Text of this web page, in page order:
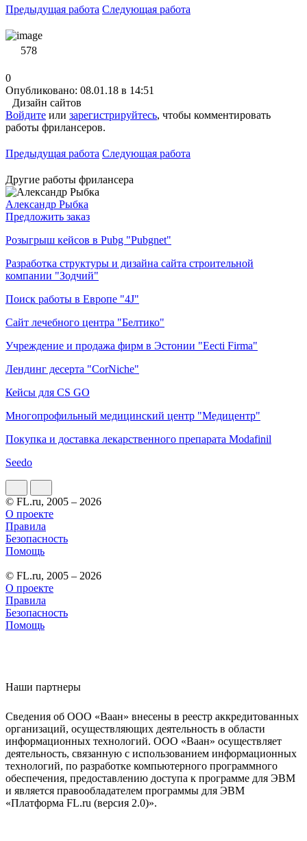
Предыдущая работа Следующая работа
578
0
Опубликовано: 08.01.18 в 14:51
Дизайн сайтов
Войдите или зарегистрируйтесь, чтобы комментировать
работы фрилансеров.
Предыдущая работа Следующая работа
Другие работы фрилансера
Александр Рыбка
Предложить заказ
Розыгрыш кейсов в Pubg "Pubgnet"
Разработка структуры и дизайна сайта строительной
компании "Зодчий"
Поиск работы в Европе "4J"
Сайт лечебного центра "Белтико"
Учреждение и продажа фирм в Эстонии "Eecti Firma"
Лендинг десерта "CorNiche"
Кейсы для CS GO
Многопрофильный медицинский центр "Медицентр"
Покупка и доставка лекарственного препарата Modafinil
Seedo
© FL.ru, 2005 – 2026
О проекте
Правила
Безопасность
Помощь
© FL.ru, 2005 – 2026
О проекте
Правила
Безопасность
Помощь
Наши партнеры
Сведения об ООО «Ваан» внесены в реестр аккредитованных
организаций, осуществляющих деятельность в области
информационных технологий. ООО «Ваан» осуществляет
деятельность, связанную с использованием информационных
технологий, по разработке компьютерного программного
обеспечения, предоставлению доступа к программе для ЭВМ
и является правообладателем программы для ЭВМ
«Платформа FL.ru (версия 2.0)».